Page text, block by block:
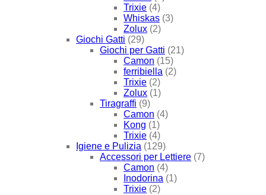
Trixie (4)
Whiskas (3)
Zolux (2)
Giochi Gatti (29)
Giochi per Gatti (21)
Camon (15)
ferribiella (2)
Trixie (2)
Zolux (1)
Tiragraffi (9)
Camon (4)
Kong (1)
Trixie (4)
Igiene e Pulizia (129)
Accessori per Lettiere (7)
Camon (4)
Inodorina (1)
Trixie (2)